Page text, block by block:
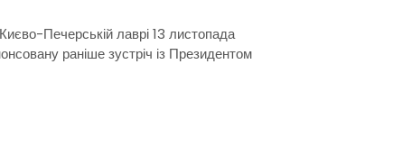
Печерській лаврі 13 листопада
раніше зустріч із Президентом